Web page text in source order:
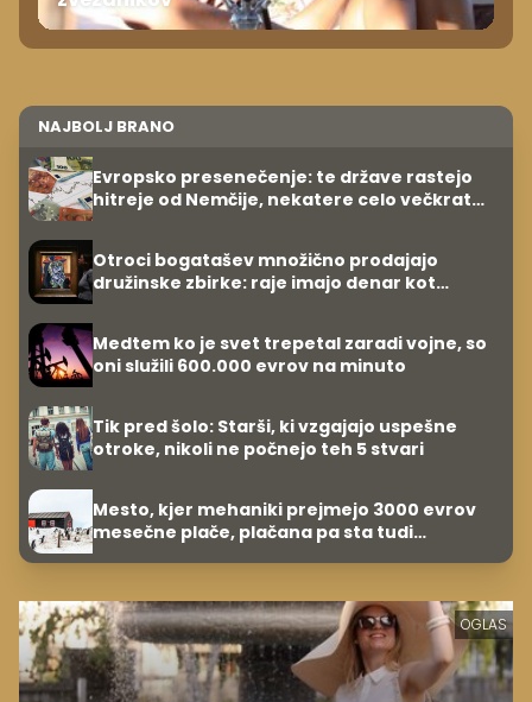
NAJBOLJ BRANO
Evropsko presenečenje: te države rastejo
hitreje od Nemčije, nekatere celo večkrat
Otroci bogatašev množično prodajajo
družinske zbirke: raje imajo denar kot
Medtem ko je svet trepetal zaradi vojne, so
oni služili 600.000 evrov na minuto
Tik pred šolo: Starši, ki vzgajajo uspešne
otroke, nikoli ne počnejo teh 5 stvari
Mesto, kjer mehaniki prejmejo 3000 evrov
mesečne plače, plačana pa sta tudi
OGLAS